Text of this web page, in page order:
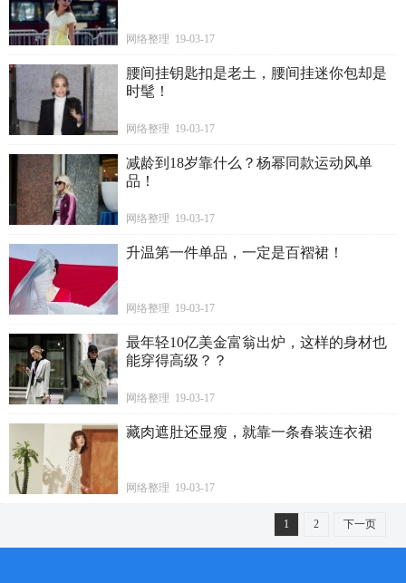
网络整理 19-03-17
腰间挂钥匙扣是老土，腰间挂迷你包却是
时髦！
网络整理 19-03-17
减龄到18岁靠什么？杨幂同款运动风单
品！
网络整理 19-03-17
升温第一件单品，一定是百褶裙！
网络整理 19-03-17
最年轻10亿美金富翁出炉，这样的身材也
能穿得高级？？
网络整理 19-03-17
藏肉遮肚还显瘦，就靠一条春装连衣裙
网络整理 19-03-17
1 2 下一页